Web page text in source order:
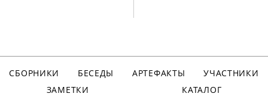
СБОРНИКИ БЕСЕДЫ АРТЕФАКТЫ
УЧАСТНИКИ
ЗАМЕТКИ
КАТАЛОГ